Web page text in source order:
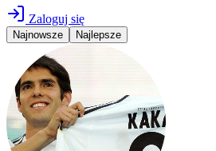
Zaloguj się
Najnowsze Najlepsze